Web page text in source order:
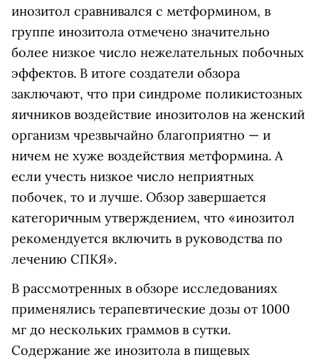
инозитол сравнивался с метформином, в
группе инозитола отмечено значительно
более низкое число нежелательных побочных
эффектов. В итоге создатели обзора
заключают, что при синдроме поликистозных
яичников воздействие инозитолов на женский
организм чрезвычайно благоприятно — и
ничем не хуже воздействия метформина. А
если учесть низкое число неприятных
побочек, то и лучше. Обзор завершается
категоричным утверждением, что «инозитол
рекомендуется включить в руководства по
лечению СПКЯ».
В рассмотренных в обзоре исследованиях
применялись терапевтические дозы от 1000
мг до нескольких граммов в сутки.
Содержание же инозитола в пищевых